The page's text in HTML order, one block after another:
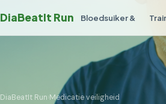
DiaBeatIt Run Bloedsuiker &
DiaBeatIt Run›Medicatie veiligheid